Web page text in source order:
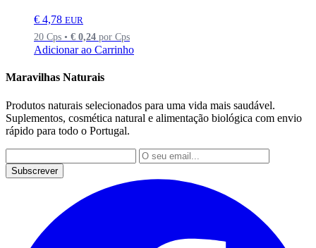
€ 4,78 EUR
20 Cps • € 0,24 por Cps
Adicionar ao Carrinho
Maravilhas Naturais
Produtos naturais selecionados para uma vida mais saudável.
Suplementos, cosmética natural e alimentação biológica com envio
rápido para todo o Portugal.
Subscrever